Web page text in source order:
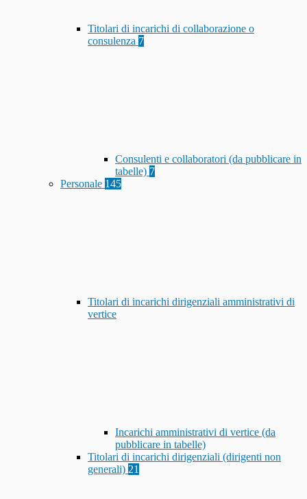
Titolari di incarichi di collaborazione o
consulenza 7
Consulenti e collaboratori (da pubblicare in
tabelle) 7
Personale 145
Titolari di incarichi dirigenziali amministrativi di
vertice
Incarichi amministrativi di vertice (da
pubblicare in tabelle)
Titolari di incarichi dirigenziali (dirigenti non
generali) 21